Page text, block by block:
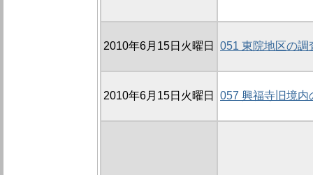
2010年6月15日火曜日 051 東院地区の調
2010年6月15日火曜日 057 興福寺旧境内